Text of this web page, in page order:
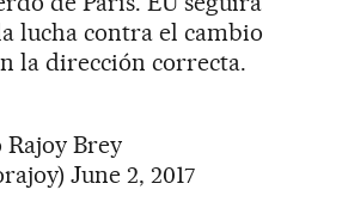
lucha contra el cambio
la dirección correcta.
Brey
June 2, 2017